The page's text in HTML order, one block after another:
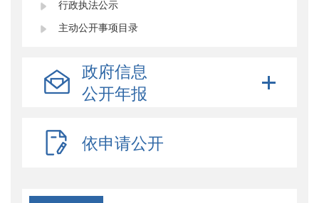
行政执法公示
主动公开事项目录
政府信息
公开年报
依申请公开